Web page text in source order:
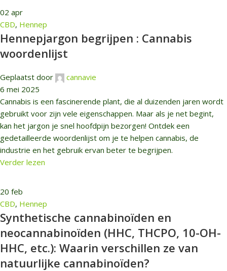
02 apr
CBD, Hennep
Hennepjargon begrijpen : Cannabis
woordenlijst
Geplaatst door
cannavie
6 mei 2025
Cannabis is een fascinerende plant, die al duizenden jaren wordt
gebruikt voor zijn vele eigenschappen. Maar als je net begint,
kan het jargon je snel hoofdpijn bezorgen! Ontdek een
gedetailleerde woordenlijst om je te helpen cannabis, de
industrie en het gebruik ervan beter te begrijpen.
Verder lezen
20 feb
CBD, Hennep
Synthetische cannabinoïden en
neocannabinoïden (HHC, THCPO, 10-OH-
HHC, etc.): Waarin verschillen ze van
natuurlijke cannabinoïden?